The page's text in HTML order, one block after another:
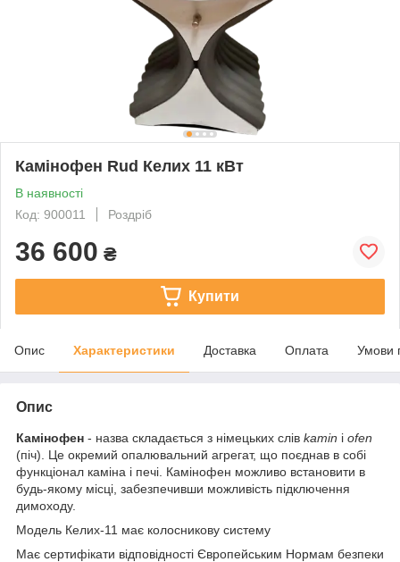
Камінофен Rud Келих 11 кВт
В наявності
Код: 900011
Роздріб
36 600 ₴
Купити
Опис Характеристики Доставка Оплата Умови
Опис
Камінофен - назва складається з німецьких слів kamin і ofen
(піч). Це окремий опалювальний агрегат, що поєднав в собі
функціонал каміна і печі. Камінофен можливо встановити в
будь-якому місці, забезпечивши можливість підключення
димоходу.
Модель Келих-11 має колосникову систему
Має сертифікати відповідності Європейським Нормам безпеки